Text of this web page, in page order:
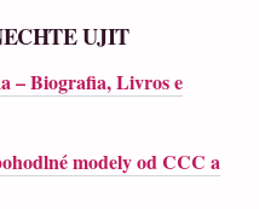
UJIT
– Biografia, Livros e
modely od CCC a